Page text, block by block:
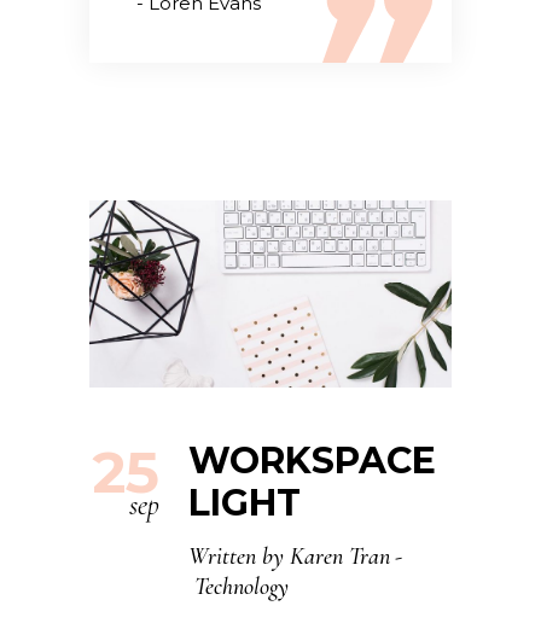
25
sep
WORKSPACE
LIGHT
Written by Karen Tran
Technology